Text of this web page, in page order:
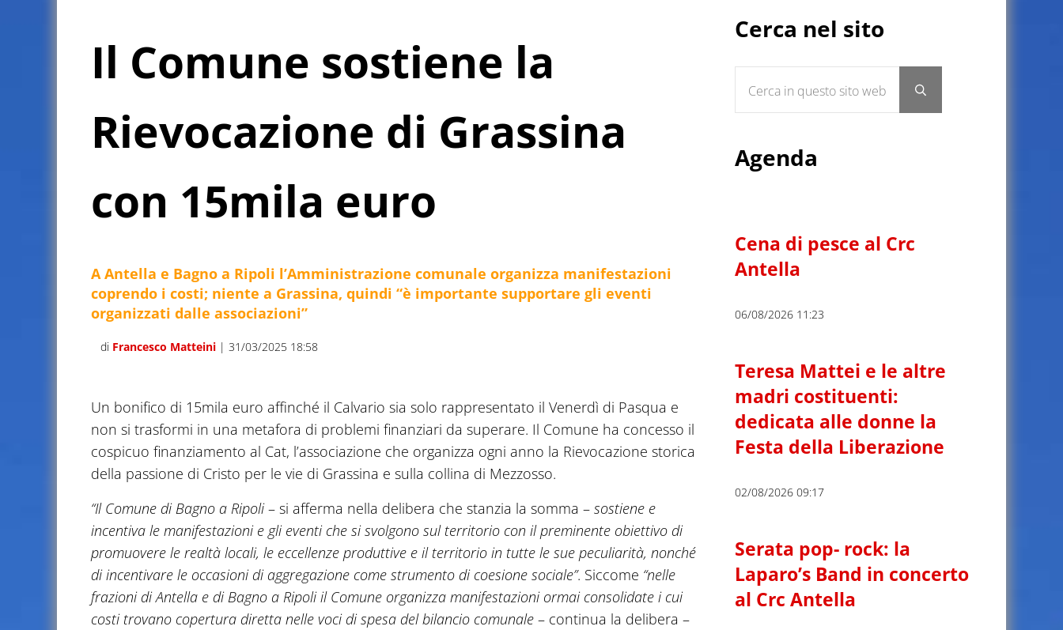
Il Comune sostiene la
Rievocazione di Grassina
con 15mila euro
A Antella e Bagno a Ripoli l’Amministrazione comunale organizza manifestazioni
coprendo i costi; niente a Grassina, quindi “è importante supportare gli eventi
organizzati dalle associazioni”
di Francesco Matteini | 31/03/2025 18:58
Un bonifico di 15mila euro affinché il Calvario sia solo rappresentato il Venerdì di Pasqua e
non si trasformi in una metafora di problemi finanziari da superare. Il Comune ha concesso il
cospicuo finanziamento al Cat, l’associazione che organizza ogni anno la Rievocazione storica
della passione di Cristo per le vie di Grassina e sulla collina di Mezzosso.
“Il Comune di Bagno a Ripoli– si afferma nella delibera che stanzia la somma –sostiene e
incentiva le manifestazioni e gli eventi che si svolgono sul territorio con il preminente obiettivo di
promuovere le realtà locali, le eccellenze produttive e il territorio in tutte le sue peculiarità, nonché
di incentivare le occasioni di aggregazione come strumento di coesione sociale”. Siccome “nelle
frazioni di Antella e di Bagno a Ripoli il Comune organizza manifestazioni ormai consolidate i cui
costi trovano copertura diretta nelle voci di spesa del bilancio comunale– continua la delibera –
Cerca nel sito
Submit search
Agenda
Cena di pesce al Crc
Antella
06/08/2026 11:23
Teresa Mattei e le altre
madri costituenti:
dedicata alle donne la
Festa della Liberazione
02/08/2026 09:17
Serata pop- rock: la
Laparo’s Band in concerto
al Crc Antella